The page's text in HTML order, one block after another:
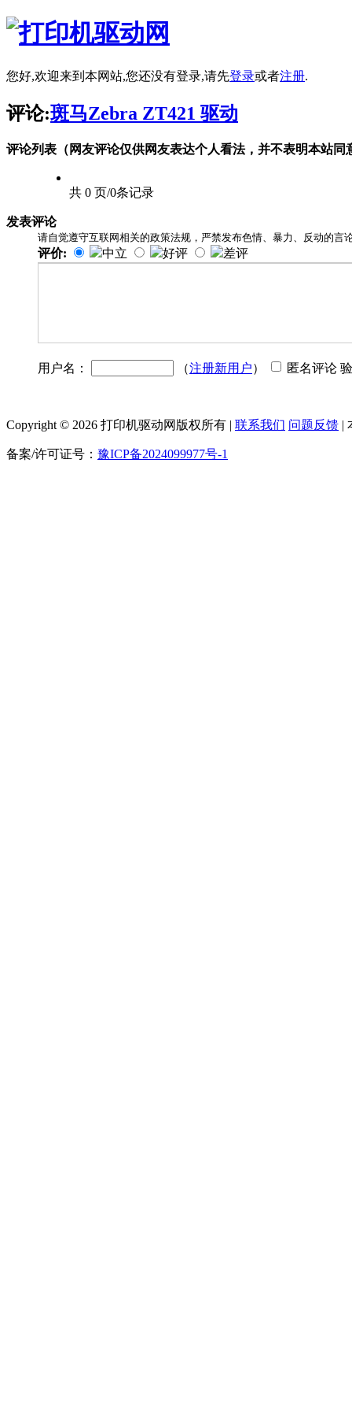
您好,欢迎来到本网站,您还没有登录,请先登录或者注册.
评论:斑马Zebra ZT421 驱动
评论列表（网友评论仅供网友表达个人看法，并不表明本站同
共 0 页/0条记录
发表评论
请自觉遵守互联网相关的政策法规，严禁发布色情、暴力、反动的言
评价: 中立 好评 差评
用户名： （注册新用户） 匿名评论
Copyright © 2026 打印机驱动网版权所有 | 联系我们 问题反馈 |
备案/许可证号： 豫ICP备2024099977号-1